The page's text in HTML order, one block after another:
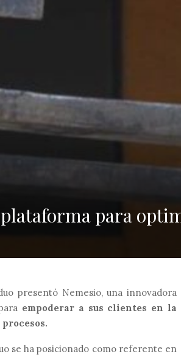
para
presentó Nemesio, una innovadora
empoderar a sus clientes en la
se ha posicionado como referente en